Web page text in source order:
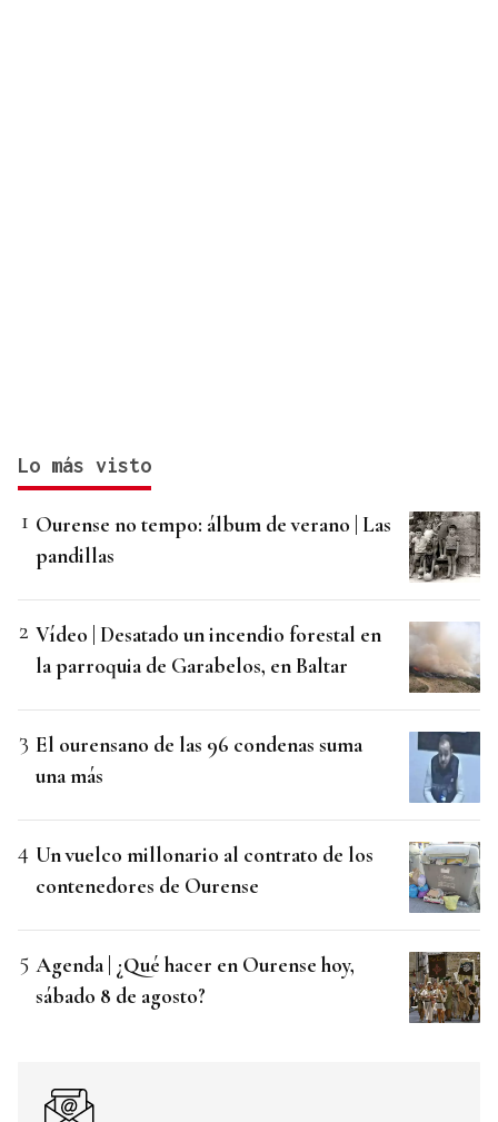
Lo más visto
Ourense no tempo: álbum de verano | Las
pandillas
Vídeo | Desatado un incendio forestal en
la parroquia de Garabelos, en Baltar
El ourensano de las 96 condenas suma
una más
Un vuelco millonario al contrato de los
contenedores de Ourense
Agenda | ¿Qué hacer en Ourense hoy,
sábado 8 de agosto?